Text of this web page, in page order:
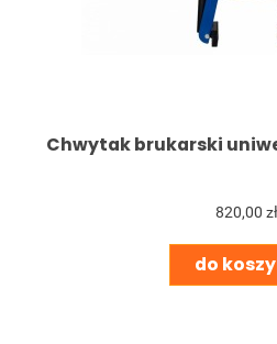
Chwytak brukarski
820,00 zł
do